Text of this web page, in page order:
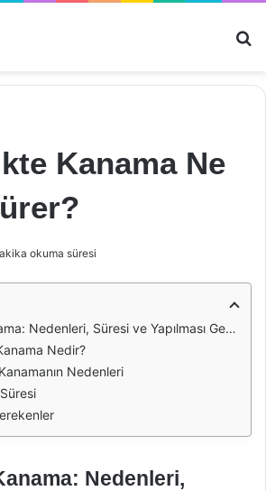
Kanama Ne
okuma süresi
Nedenleri, Süresi ve Yapılması Gerekenler
Nedir?
Nedenleri
Nedenleri,